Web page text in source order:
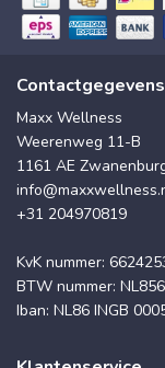
Contactgegevens
Maxx Wellness
Weerenweg 11-B
1161 AE
+31 204970819
KvK nummer:
BTW nummer:
Iban: NL86 INGB